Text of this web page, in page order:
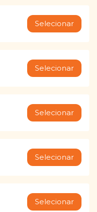
Selecionar
Selecionar
Selecionar
Selecionar
Selecionar